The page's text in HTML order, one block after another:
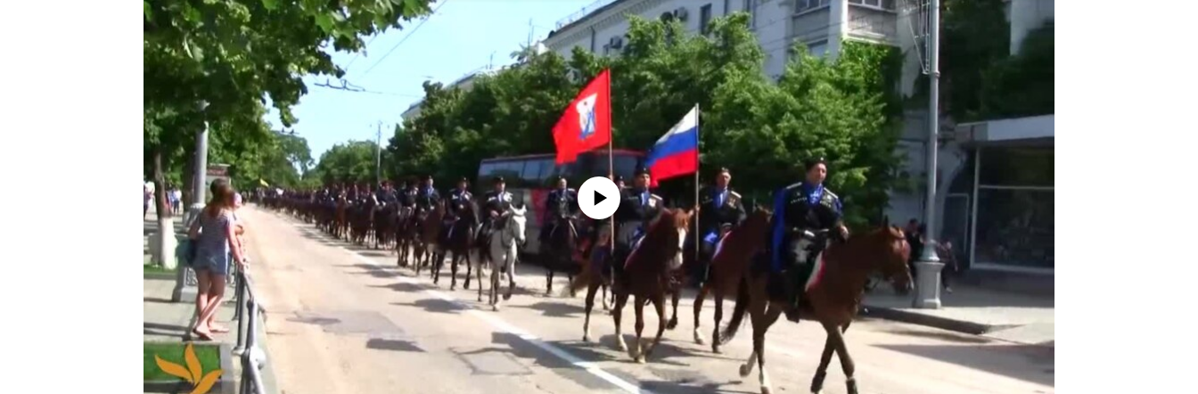
УКРАЇНСЬКА ПРОБЛЕМА КРИМУ
No media source currently available